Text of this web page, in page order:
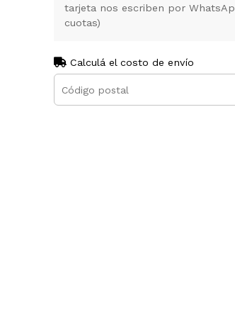
tarjeta nos escriben por
cuotas)
Calculá el costo de envío